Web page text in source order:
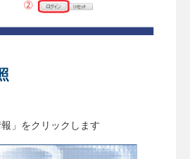
」をクリックします